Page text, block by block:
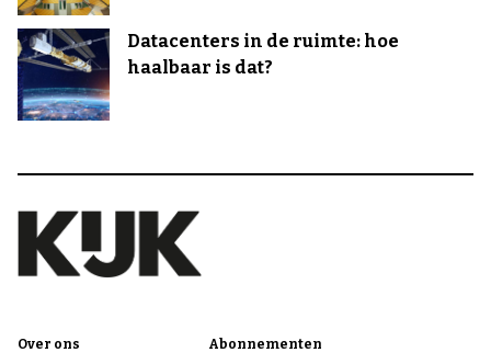
Datacenters in de ruimte: hoe
haalbaar is dat?
Over ons Abonnementen